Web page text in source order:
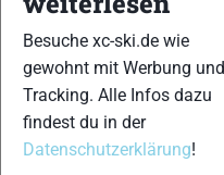
23
Besuche xc-ski.de wie
gewohnt mit Werbung und
Tracking. Alle Infos dazu
findest du in der
Datenschutzerklärung!